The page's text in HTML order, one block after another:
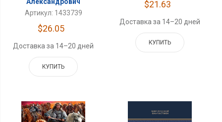
Артикул: 1433739
$26.05
Доставка за 14–20 дней
КУПИТЬ
$21.63
Доставка за 14–20 дней
КУПИТЬ